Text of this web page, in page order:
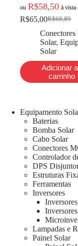
ou R$58,50 à
R$68,89
R$65,00
Solar,
Solar
Adicionar
carrinho
Equipamento
Baterias
Bomba Solar
Cabo Solar
Conectores
Controlador
DPS
Estruturas
Ferramentas
Inversores
Lampadas e
Painel Solar